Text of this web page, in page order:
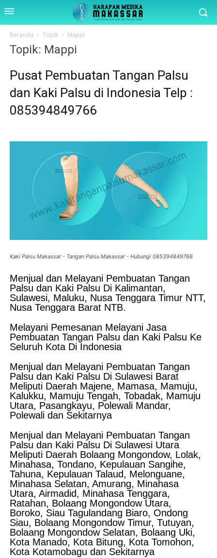
Beranda Topik Mappi
Topik: Mappi
Pusat Pembuatan Tangan Palsu
dan Kaki Palsu di Indonesia Telp :
085394849766
Kaki Palsu Makassar - Tangan Palsu Makassar - Hubungi 085394849766
Menjual dan Melayani Pembuatan Tangan
Palsu dan Kaki Palsu Di Kalimantan,
Sulawesi, Maluku, Nusa Tenggara Timur NTT,
Nusa Tenggara Barat NTB.
Melayani Pemesanan Melayani Jasa
Pembuatan Tangan Palsu dan Kaki Palsu Ke
Seluruh Kota Di Indonesia
Menjual dan Melayani Pembuatan Tangan
Palsu dan Kaki Palsu Di Sulawesi Barat
Meliputi Daerah Majene, Mamasa, Mamuju,
Kalukku, Mamuju Tengah, Tobadak, Mamuju
Utara, Pasangkayu, Polewali Mandar,
Polewali dan Sekitarnya
Menjual dan Melayani Pembuatan Tangan
Palsu dan Kaki Palsu Di Sulawesi Utara
Meliputi Daerah Bolaang Mongondow, Lolak,
Minahasa, Tondano, Kepulauan Sangihe,
Tahuna, Kepulauan Talaud, Melonguane,
Minahasa Selatan, Amurang, Minahasa
Utara, Airmadid, Minahasa Tenggara,
Ratahan, Bolaang Mongondow Utara,
Boroko, Siau Tagulandang Biaro, Ondong
Siau, Bolaang Mongondow Timur, Tutuyan,
Bolaang Mongondow Selatan, Bolaang Uki,
Kota Manado, Kota Bitung, Kota Tomohon,
Kota Kotamobagu dan Sekitarnya